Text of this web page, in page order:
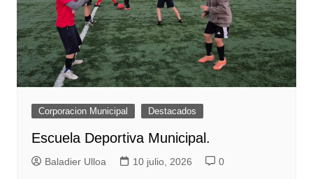
Corporacion Municipal Destacados
Escuela Deportiva Municipal.
Baladier Ulloa 10 julio, 2026 0